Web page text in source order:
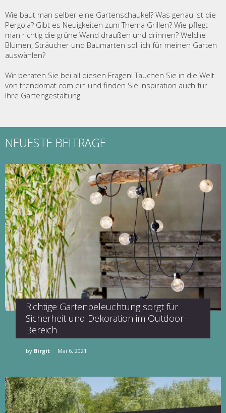
Wie baut man selber eine Gartenschaukel? Was genau ist die
Pergola? Gibt es Neuigkeiten zum Thema Grillen? Wie pflegt
man richtig die grüne Wand draußen und drinnen? Welche
Blumen, Sträucher und Baumarten soll ich für meinen Garten
auswählen?
Wir beraten Sie bei all diesen Fragen! Tauchen Sie in die Welt
von trendomat.com ein und finden Sie Inspiration auch für
Ihre Gartengestaltung!
NEUESTE BEITRÄGE
Richtige Gartenbeleuchtung sorgt für
Sicherheit und Dekoration im Outdoor-
Bereich
by Birgit Mai 6, 2021